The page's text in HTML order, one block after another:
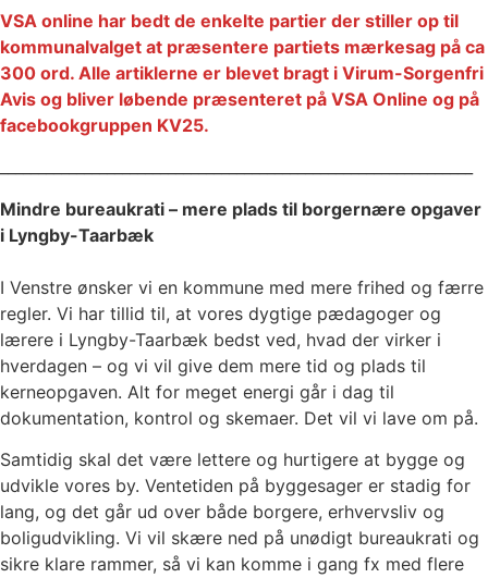
VSA online har bedt de enkelte partier der stiller op til
kommunalvalget at præsentere partiets mærkesag på ca
300 ord. Alle artiklerne er blevet bragt i Virum-Sorgenfri
Avis og bliver løbende præsenteret på VSA Online og på
facebookgruppen KV25.
Mindre bureaukrati – mere plads til borgernære opgaver
i Lyngby-Taarbæk
I Venstre ønsker vi en kommune med mere frihed og færre
regler. Vi har tillid til, at vores dygtige pædagoger og
lærere i Lyngby-Taarbæk bedst ved, hvad der virker i
hverdagen – og vi vil give dem mere tid og plads til
kerneopgaven. Alt for meget energi går i dag til
dokumentation, kontrol og skemaer. Det vil vi lave om på.
Samtidig skal det være lettere og hurtigere at bygge og
udvikle vores by. Ventetiden på byggesager er stadig for
lang, og det går ud over både borgere, erhvervsliv og
boligudvikling. Vi vil skære ned på unødigt bureaukrati og
sikre klare rammer, så vi kan komme i gang fx med flere